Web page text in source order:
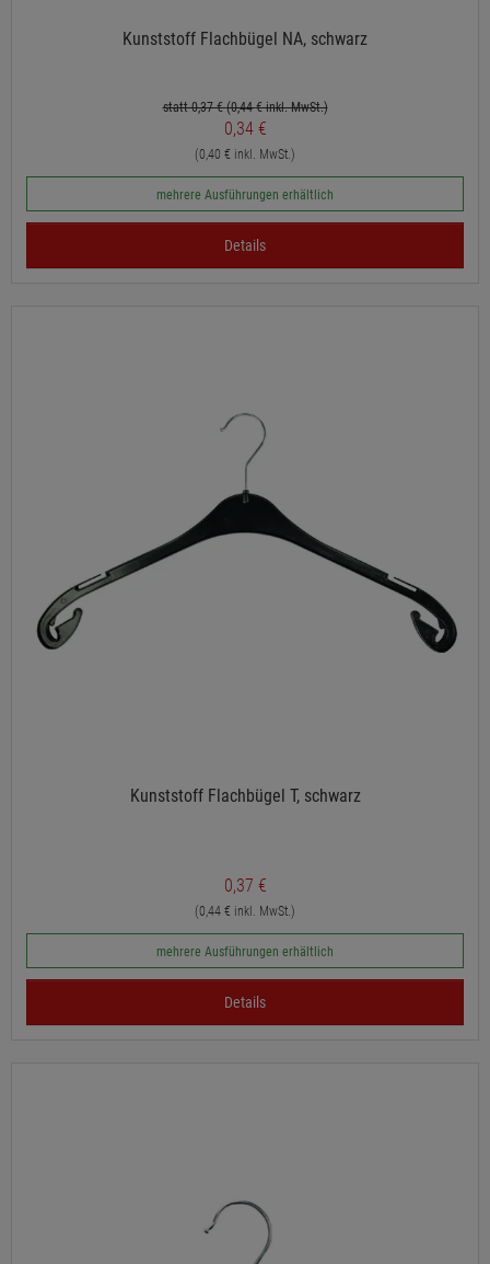
Kunststoff Flachbügel NA, schwarz
statt 0,37 €(0,44€ inkl. MwSt.)
0,34 €
(0,40 € inkl. MwSt.)
mehrere Ausführungen erhältlich
Details
Kunststoff Flachbügel T, schwarz
0,37 €
(0,44 € inkl. MwSt.)
mehrere Ausführungen erhältlich
Details